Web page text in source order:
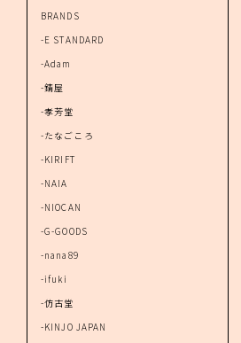
BRANDS
-E STANDARD
-Adam
-錆屋
-孝芳堂
-たなごころ
-KIRIFT
-NAIA
-NIOCAN
-G-GOODS
-nana89
-ifuki
-仿古堂
-KINJO JAPAN